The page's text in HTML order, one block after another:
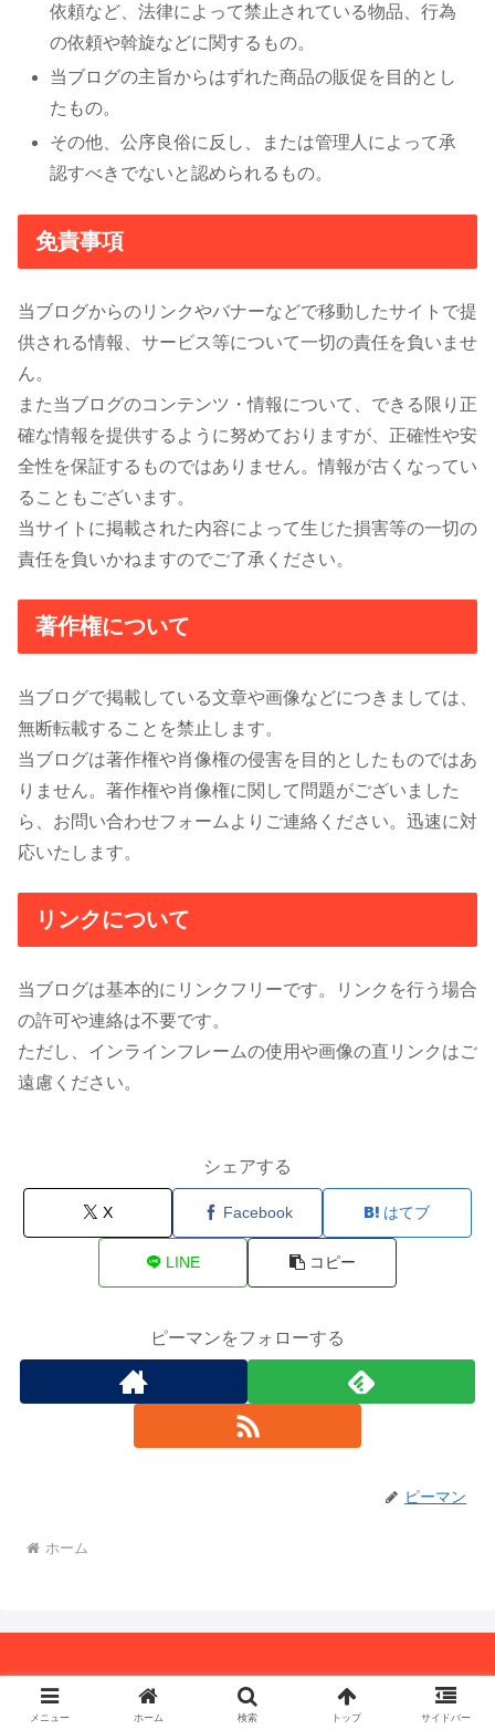
依頼など、法律によって禁止されている物品、行為
の依頼や斡旋などに関するもの。
当ブログの主旨からはずれた商品の販促を目的とし
たもの。
その他、公序良俗に反し、または管理人によって承
認すべきでないと認められるもの。
免責事項
当ブログからのリンクやバナーなどで移動したサイトで提
供される情報、サービス等について一切の責任を負いませ
ん。
また当ブログのコンテンツ・情報について、できる限り正
確な情報を提供するように努めておりますが、正確性や安
全性を保証するものではありません。情報が古くなってい
ることもございます。
当サイトに掲載された内容によって生じた損害等の一切の
責任を負いかねますのでご了承ください。
著作権について
当ブログで掲載している文章や画像などにつきましては、
無断転載することを禁止します。
当ブログは著作権や肖像権の侵害を目的としたものではあ
りません。著作権や肖像権に関して問題がございました
ら、お問い合わせフォームよりご連絡ください。迅速に対
応いたします。
リンクについて
当ブログは基本的にリンクフリーです。リンクを行う場合
の許可や連絡は不要です。
ただし、インラインフレームの使用や画像の直リンクはご
遠慮ください。
シェアする
X Facebook はてブ
LINE コピー
ピーマンをフォローする
ピーマン
ホーム
Copyright © 2018 ピーマンの戯れ言 All Rights Reserved.
メニュー ホーム 検索 トップ サイドバー